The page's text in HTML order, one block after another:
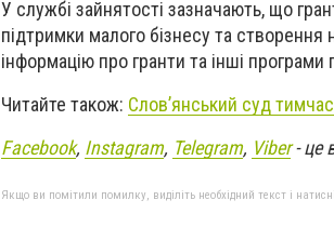
У службі зайнятості зазначають, що
підтримки малого бізнесу та
інформацію про гранти та інші
Читайте також: Слов’янський суд
Facebook, Instagram, Telegram, Viber- це
Якщо ви помітили помилку, виділіть необхідний текст і